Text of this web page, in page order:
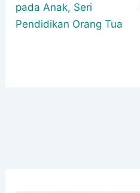
pada Anak, Seri
Pendidikan Orang Tua